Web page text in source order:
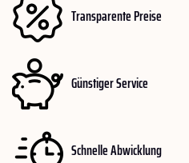
Transparente Preise
Günstiger Service
Schnelle Abwicklung